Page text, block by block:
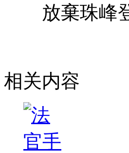
放棄珠峰登
相关内容